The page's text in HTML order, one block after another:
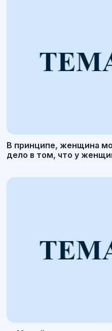
В принципе, женщина
дело в том, что у